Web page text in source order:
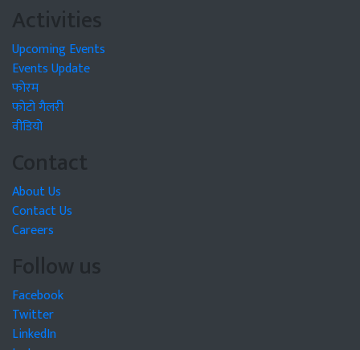
Activities
Upcoming Events
Events Update
फोरम
फोटो गैलरी
वीडियो
Contact
About Us
Contact Us
Careers
Follow us
Facebook
Twitter
LinkedIn